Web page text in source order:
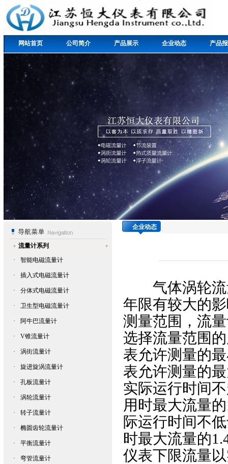
网站首页 公司简介 产品展示 企业动态 产品
流量计系列
·
智能电磁流量计
· 插入式电磁流量计
· 分体式电磁流量计
· 卫生型电磁流量计
· 阿牛巴流量计
· V锥流量计
· 涡街流量计
· 旋进旋涡流量计
· 孔板流量计
· 涡轮流量计
· 转子流量计
· 椭圆齿轮流量计
· 平衡流量计
· 弯管流量计
企业动态
气体涡轮
年限有较大的
测量范围，流
选择流量范围
表允许测量的
表允许测量的
实际运行时间
用时最大流量
际运行时间不
时最大流量的
仪表下限流量